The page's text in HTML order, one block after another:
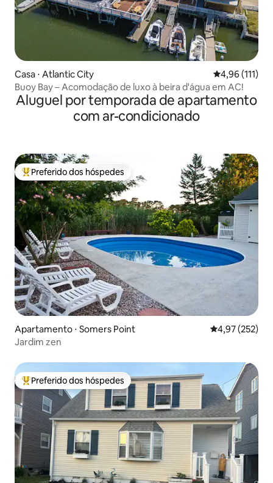
Casa ⋅ Atlantic City 4,96 de uma
4,96 (111)
Buoy Bay – Acomodação de luxo à beira d'água em AC!
Aluguel por temporada de apartamento
com ar-condicionado
Entre os melhores preferidos dos hóspedes
Preferido dos hóspedes
Apartamento ⋅ Somers Point 4,97 de uma
4,97 (252)
Jardim zen
Entre os melhores preferidos dos hóspedes
Preferido dos hóspedes